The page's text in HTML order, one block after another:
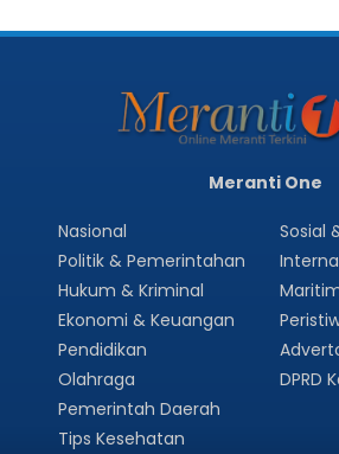
Meranti One
Nasional
Politik & Pemerintahan
Hukum & Kriminal
Ekonomi & Keuangan
Pendidikan
Olahraga
Sosial
DPRD
Pemerintah Daerah
Tips Kesehatan